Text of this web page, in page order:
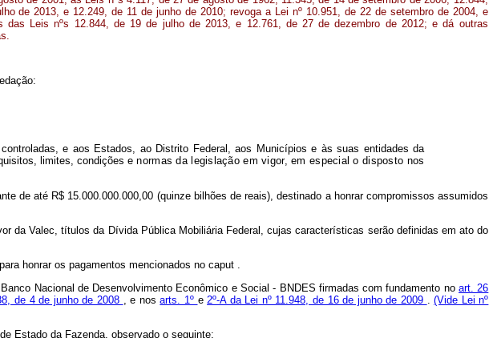
de 2013, e 12.249, de 11 de junho de 2010; revoga a Lei nº 10.951, de 22 de setembro de 2004, e
das Leis nºs 12.844, de 19 de julho de 2013, e 12.761, de 27 de dezembro de 2012; e dá outras
e aos Estados, ao Distrito Federal, aos Municípios e às suas entidades da
limites, condições e normas da legislação em vigor, em especial o disposto nos
de até R$ 15.000.000.000,00 (quinze bilhões de reais), destinado a honrar compromissos assumidos
da Valec, títulos da Dívida Pública Mobiliária Federal, cujas características serão definidas em ato do
honrar os pagamentos mencionados no caput .
Nacional de Desenvolvimento Econômico e Social - BNDES firmadas com fundamento noart. 26
de 4 de junho de 2008 , e nosarts. 1º e 2º-A da Lei nº 11.948, de 16 de junho de 2009 .(Vide Lei nº
Estado da Fazenda, observado o seguinte: